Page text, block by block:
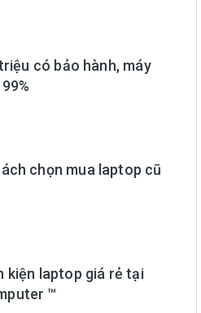
có bảo hành, máy
chọn mua laptop cũ
kiện laptop giá rẻ tại
™